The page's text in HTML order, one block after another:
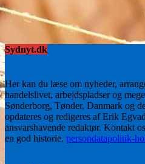
Sydnyt.dk
Her kan du læse om nyheder,
handelslivet, arbejdspladser og
Sønderborg, Tønder, Danmark og
opdateres og redigeres af Erik
ansvarshavende redaktør. Kontakt
en god historie. persondatapolitik-